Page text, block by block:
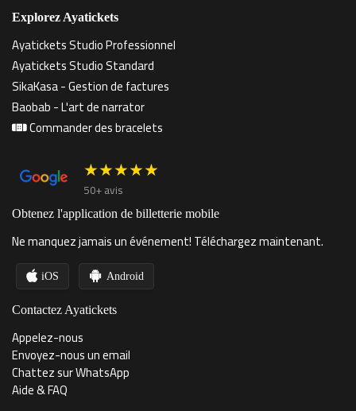
Explorez Ayatickets
Ayatickets Studio Professionnel
Ayatickets Studio Standard
SikaKasa - Gestion de factures
Baobab - L'art de narrator
Commander des bracelets
★★★★★
50+ avis
Obtenez l'application de billetterie mobile
Ne manquez jamais un événement! Téléchargez maintenant.
iOS Android
Contactez Ayatickets
Appelez-nous
Envoyez-nous un email
Chattez sur WhatsApp
Aide & FAQ